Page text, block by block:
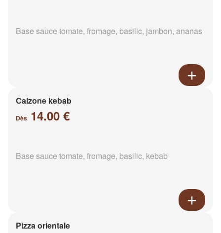
Base sauce tomate, fromage, basilic, jambon, ananas
Calzone kebab
Dès 14.00 €
Base sauce tomate, fromage, basilic, kebab
Pizza orientale